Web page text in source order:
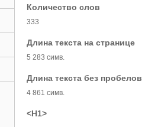
Количество слов
333
Длина текста на странице
5 283 симв.
Длина текста без пробелов
4 861 симв.
<H1>